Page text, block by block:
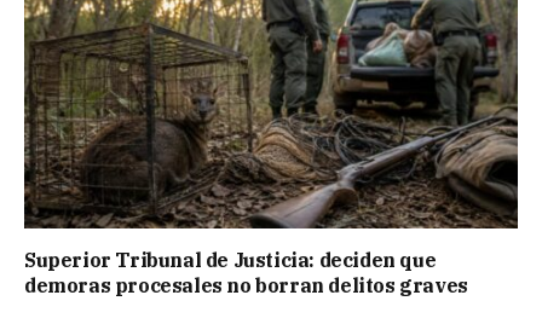
Superior Tribunal de Justicia: deciden que
demoras procesales no borran delitos graves